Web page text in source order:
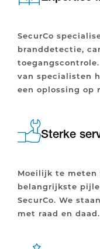
SecurCo
branddetectie,
van specialisten
een oplossing op
Sterke
Moeilijk te meten
belangrijkste
SecurCo. We
met raad en daad.